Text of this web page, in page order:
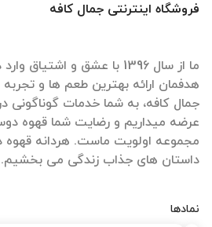
فروشگاه اینترنتی جمال کافه
ما از سال 1396 با عشق و
هدفمان ارائه بهترین طعم ها و
جمال کافه، به شما خدمات گوناگونی
عرضه میداریم و رضایت شما قهوه
مجموعه اولویت ماست. هردانه قهوه
داستان های جذاب زندگی می بخشیم.
نمادها